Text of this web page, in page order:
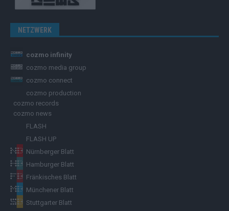
NETZWERK
cozmo infinity
cozmo media group
cozmo connect
cozmo production
cozmo records
cozmo news
FLASH
FLASH UP
Nürnberger Blatt
Hamburger Blatt
Fränkisches Blatt
Münchener Blatt
Stuttgarter Blatt